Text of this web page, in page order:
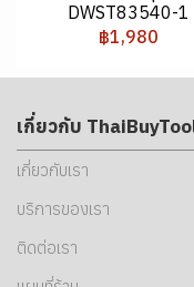
DWST83540-1
฿1,980
เกี่ยวกับ
เกี่ยวกับเรา
บริการของเรา
ติดต่อเรา